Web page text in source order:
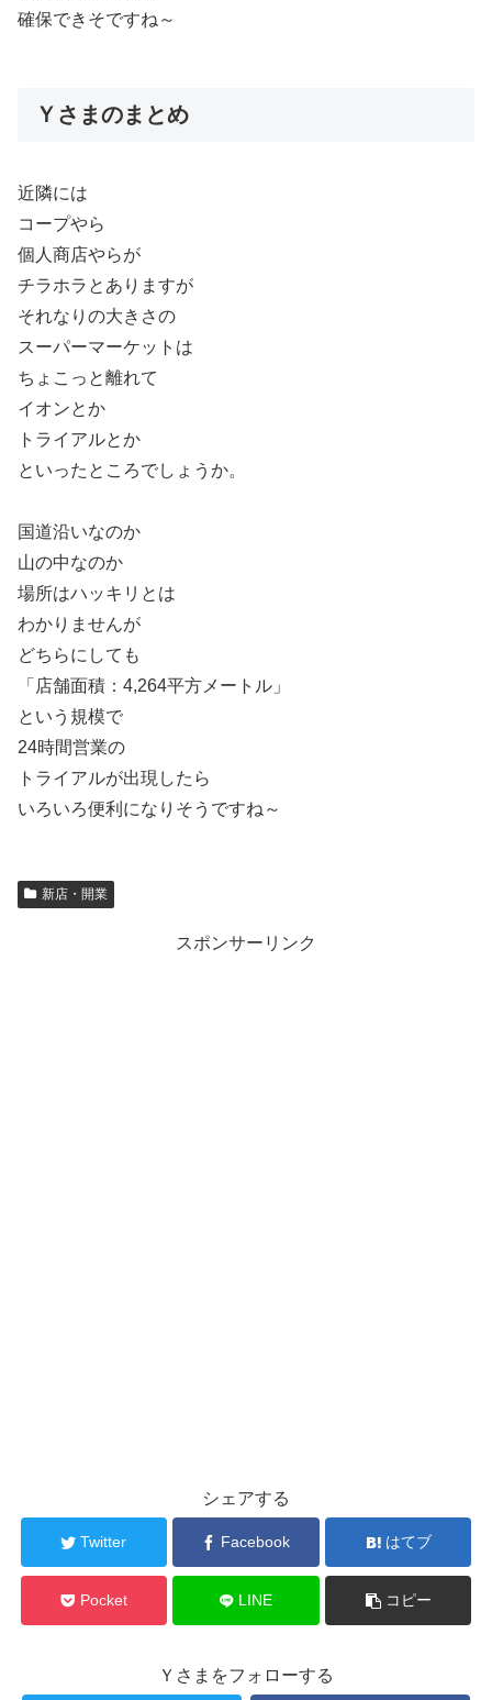
確保できそですね～
Ｙさまのまとめ
近隣には
コープやら
個人商店やらが
チラホラとありますが
それなりの大きさの
スーパーマーケットは
ちょこっと離れて
イオンとか
トライアルとか
といったところでしょうか。
国道沿いなのか
山の中なのか
場所はハッキリとは
わかりませんが
どちらにしても
「店舗面積：4,264平方メートル」
という規模で
24時間営業の
トライアルが出現したら
いろいろ便利になりそうですね～
新店・開業
スポンサーリンク
シェアする
Twitter Facebook はてブ
Pocket LINE コピー
Ｙさまをフォローする